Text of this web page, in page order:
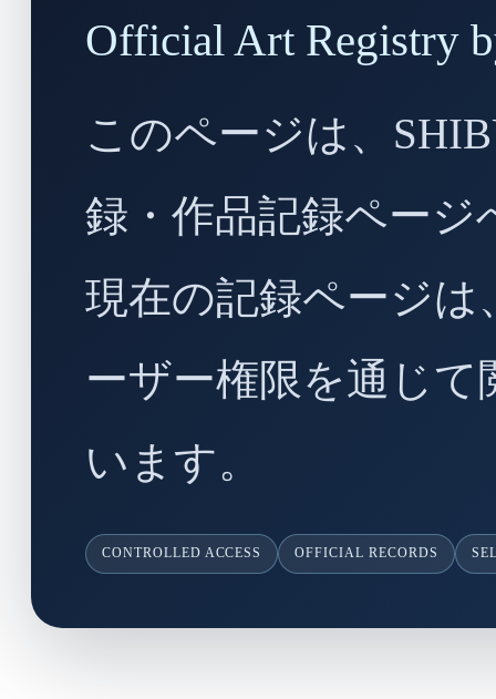
Official Art Registry
このページは、
録・作品記録ペー
現在の記録ページは
ーザー権限を通じ
います。
CONTROLLED ACCESS OFFICIAL RECORDS